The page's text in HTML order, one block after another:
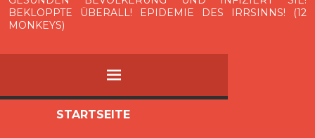
BEKLOPPTE ÜBERALL! EPIDEMIE DES IRRSINNS! (12
MONKEYS)
MENÜ
STARTSEITE